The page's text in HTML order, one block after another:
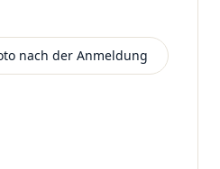
nach der Anmeldung